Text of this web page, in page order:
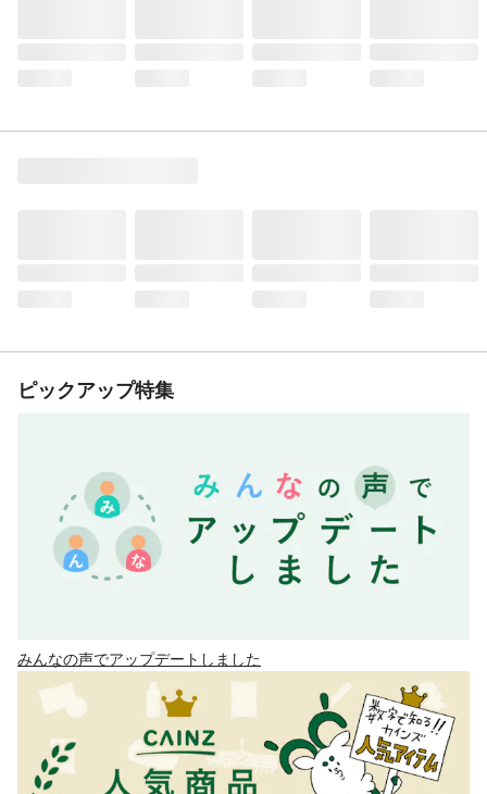
ピックアップ特集
みんなの声でアップデートしました